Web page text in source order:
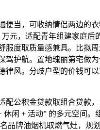
当，可收纳情侣两边的衣
元，适配青年组建家庭后
服度取质量感兼具。比拟
驾护航。置地瑰丽第宅做
律风。分歧户型的价钱可
积金贷款取组合贷款，
闲 + 活动” 的多元空间。
品牌油烟机取燃气灶，规